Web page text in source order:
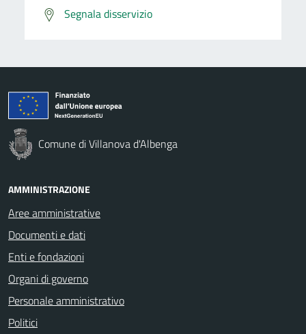
Segnala disservizio
Comune di Villanova d'Albenga
AMMINISTRAZIONE
Aree amministrative
Documenti e dati
Enti e fondazioni
Organi di governo
Personale amministrativo
Politici